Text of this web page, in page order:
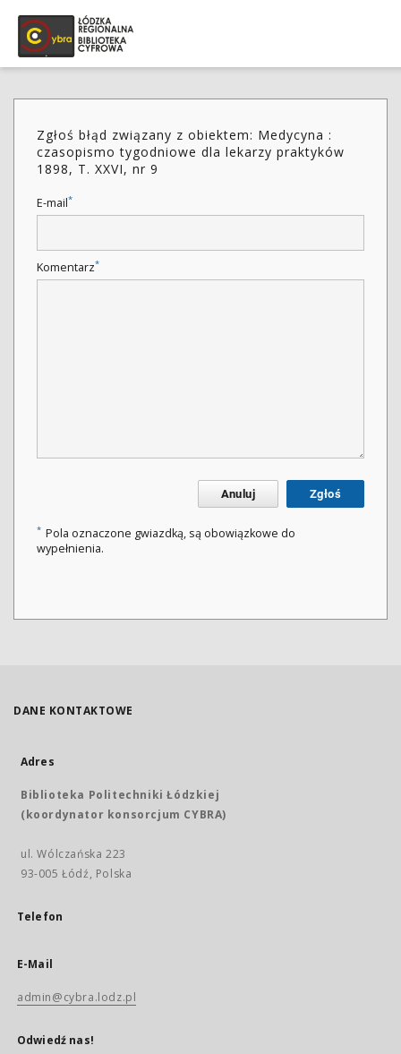
Zgłoś błąd związany z obiektem: Medycyna :
czasopismo tygodniowe dla lekarzy praktyków
1898, T. XXVI, nr 9
E-mail*
Komentarz*
Anuluj Zgłoś
* Pola oznaczone gwiazdką, są obowiązkowe do
wypełnienia.
DANE KONTAKTOWE
Adres
Biblioteka Politechniki Łódzkiej
(koordynator konsorcjum CYBRA)
ul. Wólczańska 223
93-005 Łódź, Polska
Telefon
E-Mail
admin@cybra.lodz.pl
Odwiedź nas!